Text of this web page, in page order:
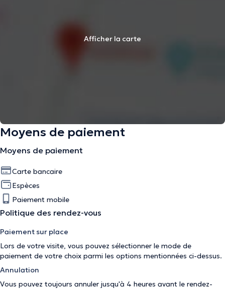
Afficher la carte
Moyens de paiement
Moyens de paiement
Carte bancaire
Espèces
Paiement mobile
Politique des rendez-vous
Paiement sur place
Lors de votre visite, vous pouvez sélectionner le mode de
paiement de votre choix parmi les options mentionnées ci-dessus.
Annulation
Vous pouvez toujours annuler jusqu'à 4 heures avant le rendez-